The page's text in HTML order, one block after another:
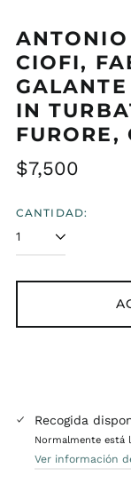
CIOFI,
IN
FURORE,
Precio
$7,500
CANTIDAD:
Recogida
Normalmente está
Ver información